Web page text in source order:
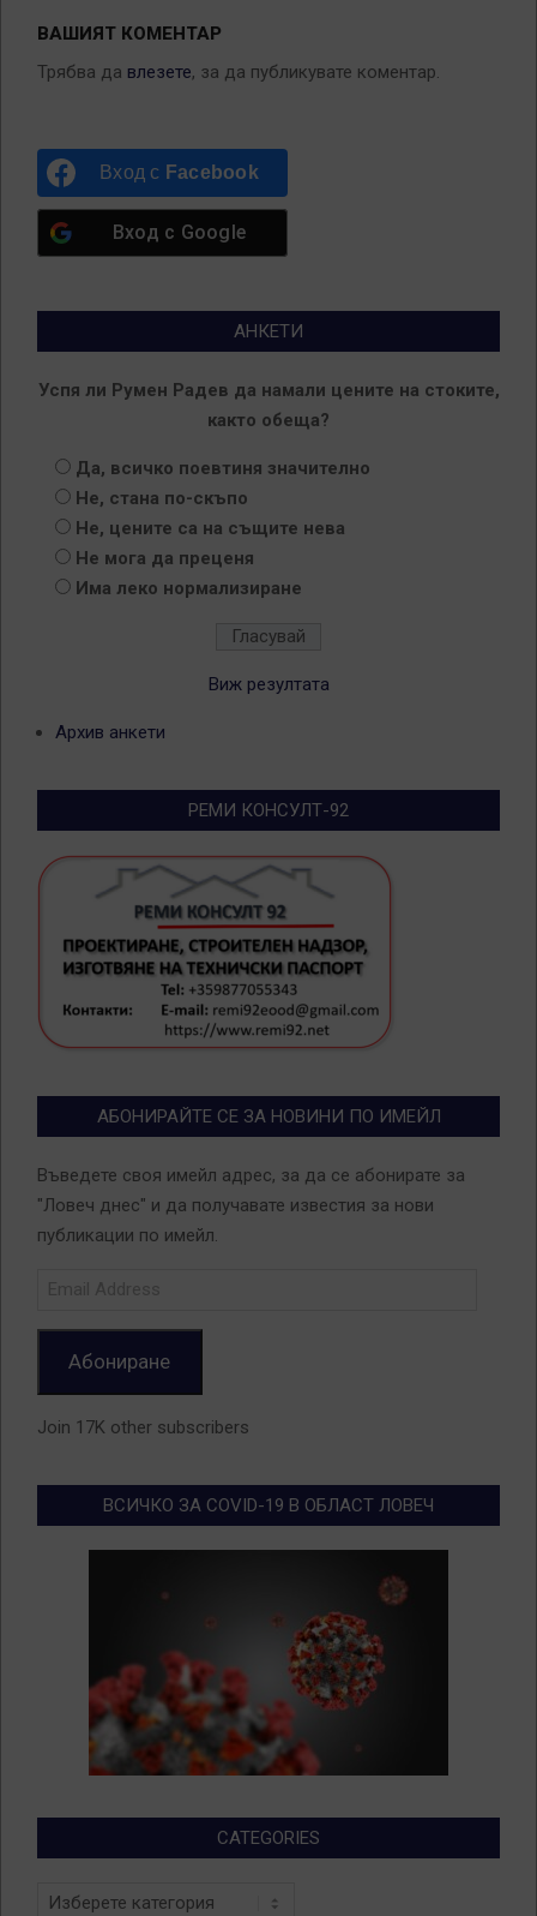
ВАШИЯТ КОМЕНТАР
Трябва да влезете, за да публикувате коментар.
Вход с Facebook
Вход с Google
АНКЕТИ
Успя ли Румен Радев да намали цените на стоките,
както обеща?
Да, всичко поевтиня значително
Не, стана по-скъпо
Не, цените са на същите нева
Не мога да преценя
Има леко нормализиране
Виж резултата
Архив анкети
РЕМИ КОНСУЛТ-92
АБОНИРАЙТЕ СЕ ЗА НОВИНИ ПО ИМЕЙЛ
Въведете своя имейл адрес, за да се абонирате за
"Ловеч днес" и да получавате известия за нови
публикации по имейл.
Абониране
Join 17K other subscribers
ВСИЧКО ЗА COVID-19 В ОБЛАСТ ЛОВЕЧ
CATEGORIES
Categories